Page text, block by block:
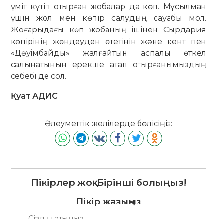
үміт күтіп отырған жобалар да көп. Мұсылман
үшін жол мен көпір салудың сауабы мол.
Жоғарыдағы көп жобаның ішінен Сырдария
көпірінің жөндеуден өтетінін және кент пен
«Дәуімбайды» жалғайтын аспалы өткел
салынатынын ерекше атап отырғанымыздың
себебі де сол.
Қуат АДИС
Әлеуметтік желілерде бөлісіңіз:
Пікірлер жоқ. Бірінші болыңыз!
Пікір жазыңыз